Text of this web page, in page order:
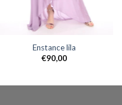
Enstance lila
€90,00